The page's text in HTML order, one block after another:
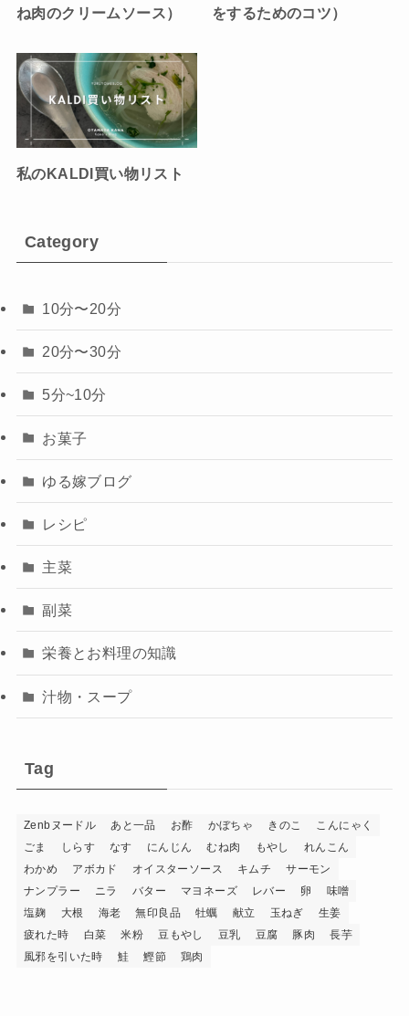
ね肉のクリームソース）
をするためのコツ）
私のKALDI買い物リスト
Category
10分〜20分
20分〜30分
5分~10分
お菓子
ゆる嫁ブログ
レシピ
主菜
副菜
栄養とお料理の知識
汁物・スープ
Tag
Zenbヌードル あと一品 お酢 かぼちゃ きのこ
こんにゃく
ごま
しらす なす にんじん むね肉 もやし
れんこん
わかめ
アボカド オイスターソース キムチ
サーモン
ナンプラー
ニラ バター マヨネーズ レバー 卵
味噌
塩麹
大根 海老 無印良品 牡蠣 献立 玉ねぎ
生姜
疲れた時
白菜 米粉 豆もやし 豆乳 豆腐 豚肉
長芋
風邪を引いた時
鮭 鰹節 鶏肉